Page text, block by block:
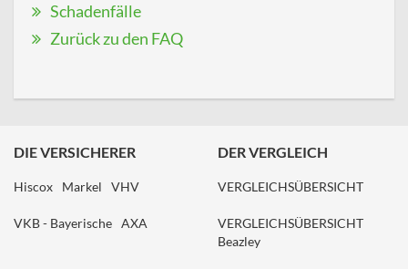
Schadenfälle
Zurück zu den FAQ
DIE VERSICHERER
Hiscox Markel VHV
VKB - Bayerische AXA
DER VERGLEICH
VERGLEICHSÜBERSICHT
VERGLEICHSÜBERSICHT
Beazley